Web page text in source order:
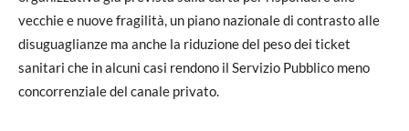
vecchie e nuove fragilità, un piano nazionale di contrasto alle
disuguaglianze ma anche la riduzione del peso dei ticket
sanitari che in alcuni casi rendono il Servizio Pubblico meno
concorrenziale del canale privato.